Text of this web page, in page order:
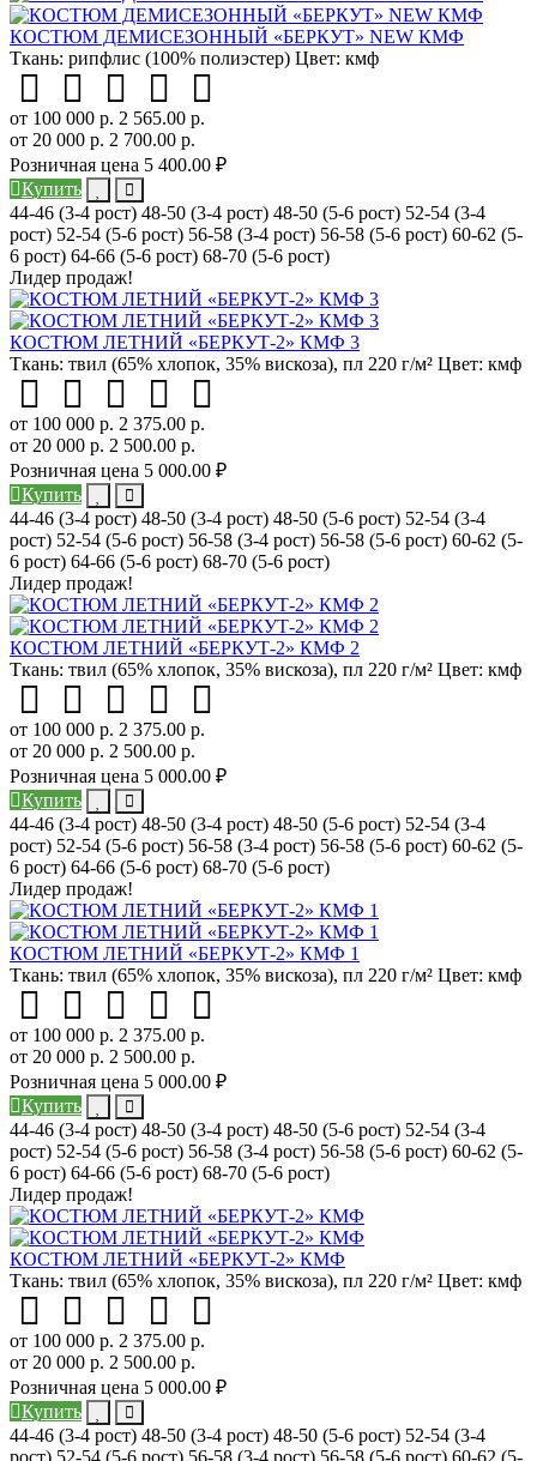
КОСТЮМ ДЕМИСЕЗОННЫЙ «БЕРКУТ» NEW КМФ
Ткань: рипфлис (100% полиэстер) Цвет: кмф
от 100 000 р. 2 565.00 р.
от 20 000 р. 2 700.00 р.
Розничная цена 5 400.00 ₽
Купить
44-46 (3-4 рост) 48-50 (3-4 рост) 48-50 (5-6 рост) 52-54 (3-4
рост) 52-54 (5-6 рост) 56-58 (3-4 рост) 56-58 (5-6 рост) 60-62 (5-
6 рост) 64-66 (5-6 рост) 68-70 (5-6 рост)
Лидер продаж!
КОСТЮМ ЛЕТНИЙ «БЕРКУТ-2» КМФ 3
Ткань: твил (65% хлопок, 35% вискоза), пл 220 г/м² Цвет: кмф
от 100 000 р. 2 375.00 р.
от 20 000 р. 2 500.00 р.
Розничная цена 5 000.00 ₽
Купить
44-46 (3-4 рост) 48-50 (3-4 рост) 48-50 (5-6 рост) 52-54 (3-4
рост) 52-54 (5-6 рост) 56-58 (3-4 рост) 56-58 (5-6 рост) 60-62 (5-
6 рост) 64-66 (5-6 рост) 68-70 (5-6 рост)
Лидер продаж!
КОСТЮМ ЛЕТНИЙ «БЕРКУТ-2» КМФ 2
Ткань: твил (65% хлопок, 35% вискоза), пл 220 г/м² Цвет: кмф
от 100 000 р. 2 375.00 р.
от 20 000 р. 2 500.00 р.
Розничная цена 5 000.00 ₽
Купить
44-46 (3-4 рост) 48-50 (3-4 рост) 48-50 (5-6 рост) 52-54 (3-4
рост) 52-54 (5-6 рост) 56-58 (3-4 рост) 56-58 (5-6 рост) 60-62 (5-
6 рост) 64-66 (5-6 рост) 68-70 (5-6 рост)
Лидер продаж!
КОСТЮМ ЛЕТНИЙ «БЕРКУТ-2» КМФ 1
Ткань: твил (65% хлопок, 35% вискоза), пл 220 г/м² Цвет: кмф
от 100 000 р. 2 375.00 р.
от 20 000 р. 2 500.00 р.
Розничная цена 5 000.00 ₽
Купить
44-46 (3-4 рост) 48-50 (3-4 рост) 48-50 (5-6 рост) 52-54 (3-4
рост) 52-54 (5-6 рост) 56-58 (3-4 рост) 56-58 (5-6 рост) 60-62 (5-
6 рост) 64-66 (5-6 рост) 68-70 (5-6 рост)
Лидер продаж!
КОСТЮМ ЛЕТНИЙ «БЕРКУТ-2» КМФ
Ткань: твил (65% хлопок, 35% вискоза), пл 220 г/м² Цвет: кмф
от 100 000 р. 2 375.00 р.
от 20 000 р. 2 500.00 р.
Розничная цена 5 000.00 ₽
Купить
44-46 (3-4 рост) 48-50 (3-4 рост) 48-50 (5-6 рост) 52-54 (3-4
рост) 52-54 (5-6 рост) 56-58 (3-4 рост) 56-58 (5-6 рост) 60-62 (5-